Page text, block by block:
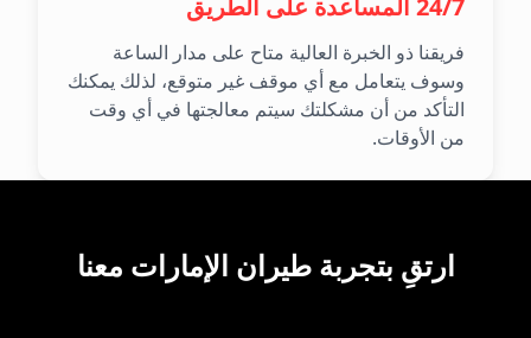
24/7 المساعدة على الطريق
فريقنا ذو الخبرة العالية متاح على مدار الساعة
وسوف يتعامل مع أي موقف غير متوقع، لذلك يمكنك
التأكد من أن مشكلتك سيتم معالجتها في أي وقت
من الأوقات.
ارتقِ بتجربة طيران الإمارات معنا